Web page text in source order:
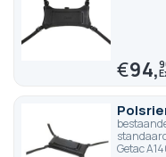
€94,
Getac